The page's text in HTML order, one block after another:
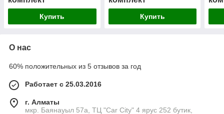
Купить Купить
О нас
60% положительных из 5 отзывов за год
Работает с 25.03.2016
г. Алматы
мкр. Баянауыл 57а, ТЦ "Car Сity" 4 ярус 252 бутик,